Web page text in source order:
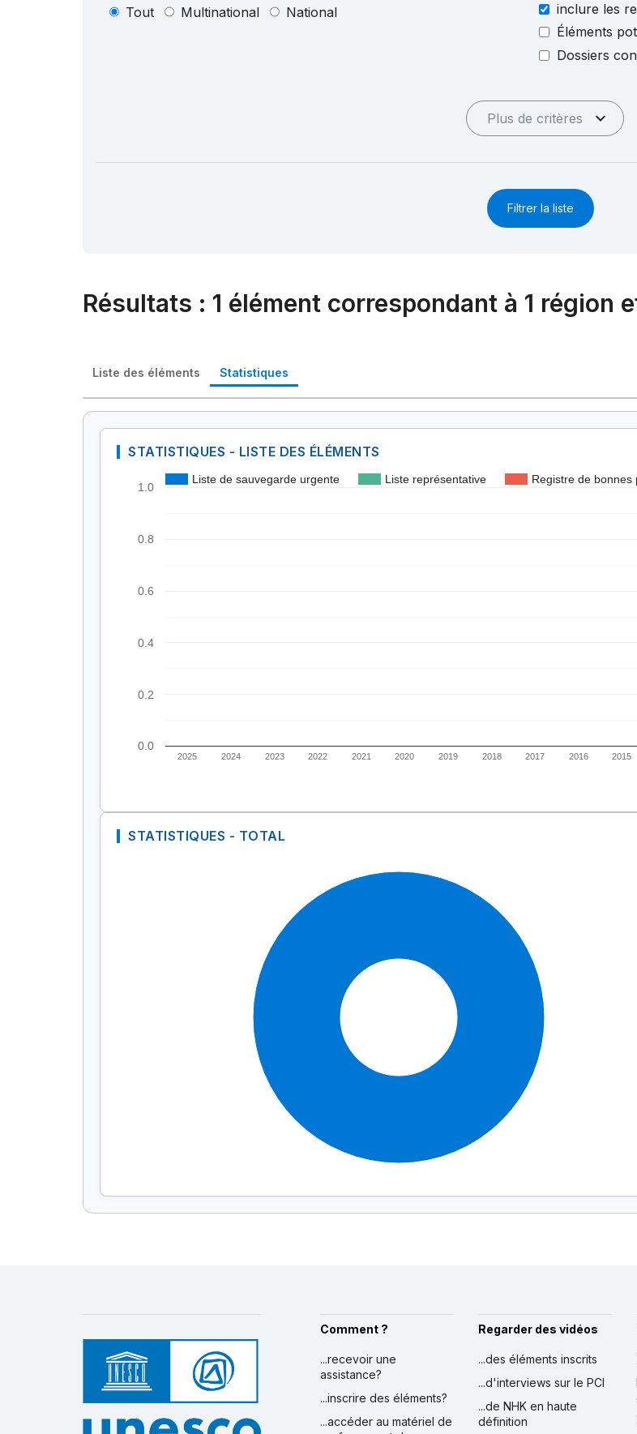
Tout Multinational National
inclure les
Éléments
Dossiers
Plus de critères
Filtrer la liste
Résultats : 1 élément correspondant à 1 région
Liste des éléments Statistiques
STATISTIQUES - LISTE DES ÉLÉMENTS
Liste de sauvegarde urgente Liste représentative Registre de
2025 2024 2023 2022 2021 2020 2019 2018 2017 2016 2015
0.0
0.2
0.4
0.6
0.8
1.0
STATISTIQUES - TOTAL
Comment ?
...recevoir une
assistance?
...inscrire des éléments?
...accéder au matériel de
Regarder des vidéos
...des éléments inscrits
...d'interviews sur le PCI
...de NHK en haute
définition